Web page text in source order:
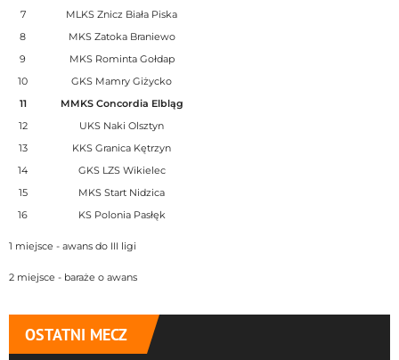
7
MLKS Znicz Biała Piska
8
MKS Zatoka Braniewo
9
MKS Rominta Gołdap
10
GKS Mamry Giżycko
11
MMKS Concordia Elbląg
12
UKS Naki Olsztyn
13
KKS Granica Kętrzyn
14
GKS LZS Wikielec
15
MKS Start Nidzica
16
KS Polonia Pasłęk
1 miejsce - awans do III ligi
2 miejsce - baraże o awans
OSTATNI MECZ